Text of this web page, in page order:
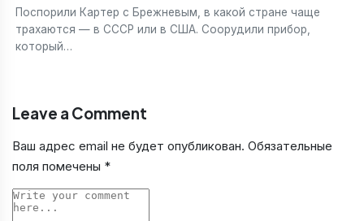
Поспорили Картер с Брежневым, в какой стране чаще
трахаются — в СССР или в США. Соорудили прибор,
который…
Leave a Comment
Ваш адрес email не будет опубликован. Обязательные
поля помечены *
Comment